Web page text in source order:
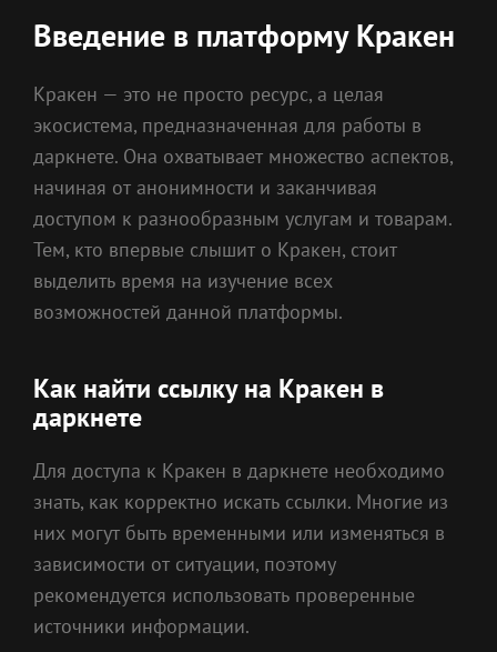
Введение в платформу Кракен
Кракен — это не просто ресурс, а целая
экосистема, предназначенная для работы в
даркнете. Она охватывает множество аспектов,
начиная от анонимности и заканчивая
доступом к разнообразным услугам и товарам.
Тем, кто впервые слышит о Кракен, стоит
выделить время на изучение всех
возможностей данной платформы.
Как найти ссылку на Кракен в
даркнете
Для доступа к Кракен в даркнете необходимо
знать, как корректно искать ссылки. Многие из
них могут быть временными или изменяться в
зависимости от ситуации, поэтому
рекомендуется использовать проверенные
источники информации.